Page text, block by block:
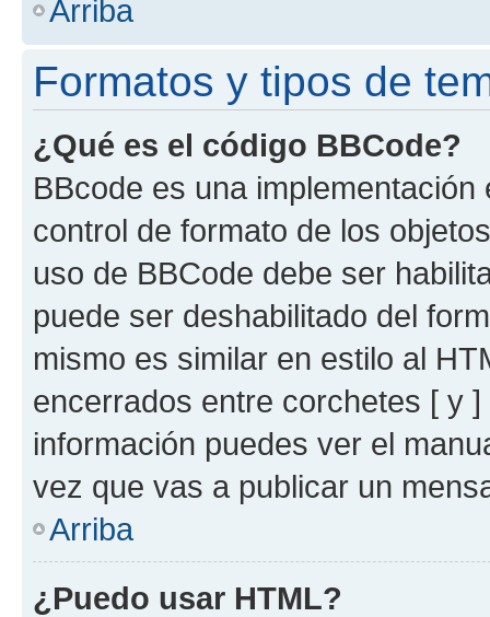
Arriba
Formatos y tipos de
¿Qué es el código BBCode?
BBcode es una
control de formato de los
uso de BBCode debe ser
puede ser deshabilitado del
mismo es similar en estilo al
encerrados entre corchetes [ y
información puedes ver el
vez que vas a publicar un
Arriba
¿Puedo usar HTML?